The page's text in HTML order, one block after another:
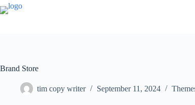
Brand Store
tim copy writer September 11, 2024